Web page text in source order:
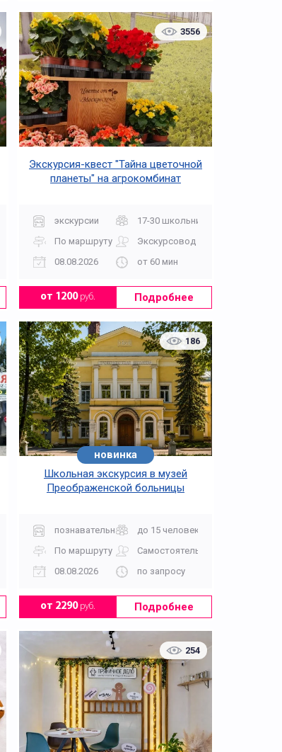
Литературные
На английском языке
На природу
На хлебозавод
3556
Экскурсия-квест "Тайна цветочной
планеты" на агрокомбинат
экскурсии
17-30 школьников +2
По маршруту
Экскурсовод
08.08.2026
от 60 мин
от 1200руб. Подробнее
186
новинка
Школьная экскурсия в музей
Преображенской больницы
познавательная
до 15 человек
По маршруту
Самостоятельно
08.08.2026
по запросу
от 2290руб. Подробнее
254